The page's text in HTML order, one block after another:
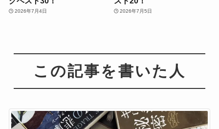
2026年7月4日 2026年7月5日
この記事を書いた人